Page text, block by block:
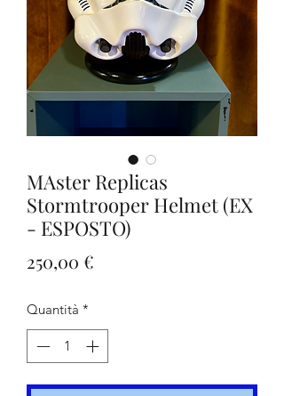
MAster Replicas
Stormtrooper Helmet (EX
- ESPOSTO)
250,00 €
Quantità *